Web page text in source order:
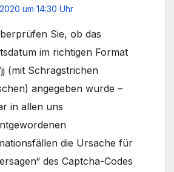
um 14:30 Uhr
Sie, ob das
im richtigen Format
(mit Schrägstrichen
angegeben wurde –
in allen uns
die Ursache für
des Captcha-Codes